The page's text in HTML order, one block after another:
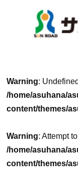
Warning:
/home/asuhana/
content/themes/
Warning: Attempt
/home/asuhana/
content/themes/